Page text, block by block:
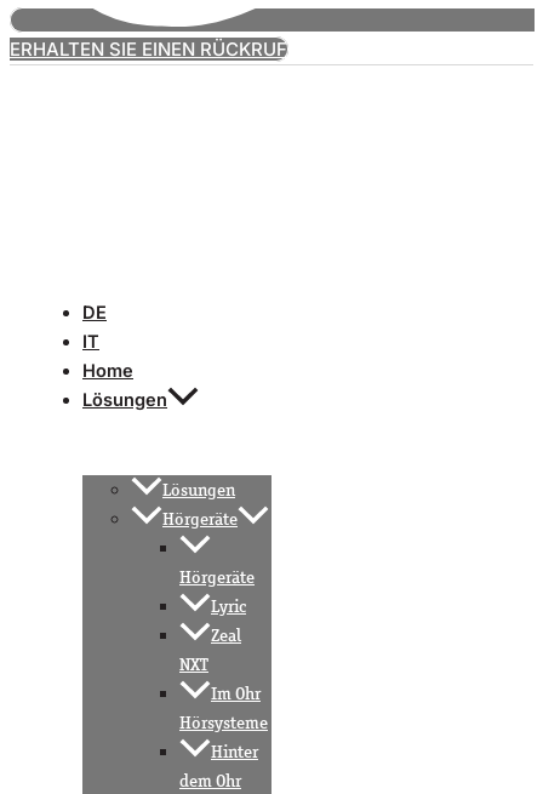
ERHALTEN SIE EINEN RÜCKRUF
DE
IT
Home
Lösungen
Lösungen
Hörgeräte
Hörgeräte
Lyric
Zeal
NXT
Im Ohr
Hörsysteme
Hinter
dem Ohr